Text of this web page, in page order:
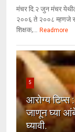
मंचर दि.२ जुन मंचर
२००६ ते २००८ म्हणजे
शिक्षक,...
Readmore
5
आरोग्य
जाणून घ्या
घ्यावी.